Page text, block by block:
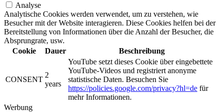
Analyse
Analytische Cookies werden verwendet, um zu verstehen, wie
Besucher mit der Website interagieren. Diese Cookies helfen bei der
Bereitstellung von Informationen über die Anzahl der Besucher, die
Absprungrate, usw.
Cookie
Dauer Beschreibung
CONSENT
2
years
YouTube setzt dieses Cookie über eingebettete
YouTube-Videos und registriert anonyme
statistische Daten. Besuchen Sie
https://policies.google.com/privacy?hl=de für
mehr Informationen.
Werbung